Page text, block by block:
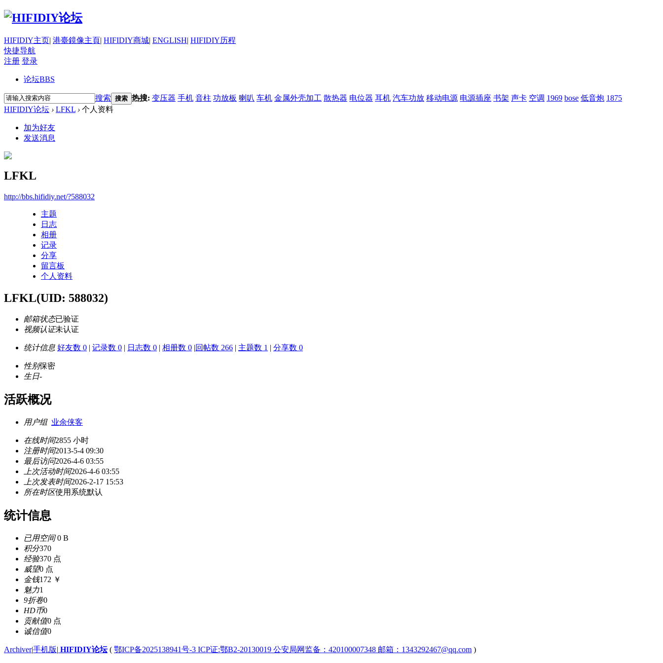
HIFIDIY主页| 港臺鏡像主頁| HIFIDIY商城| ENGLISH| HIFIDIY历程
快捷导航
注册 登录
论坛BBS
搜索 搜索 热搜: 变压器 手机 音柱 功放板 喇叭 车机 金属外壳加工 散热器 电位器 耳机 汽车功放 移动电源 电源插座 书架 声卡 空调 1969 bose 低音炮 1875
HIFIDIY论坛 › LFKL › 个人资料
加为好友
发送消息
LFKL
http://bbs.hifidiy.net/?588032
主题
日志
相册
记录
分享
留言板
个人资料
LFKL(UID: 588032)
邮箱状态已验证
视频认证未认证
统计信息 好友数 0 | 记录数 0 | 日志数 0 | 相册数 0 |回帖数 266 | 主题数 1 | 分享数 0
性别保密
生日-
活跃概况
用户组 业余侠客
在线时间2855 小时
注册时间2013-5-4 09:30
最后访问2026-4-6 03:55
上次活动时间2026-4-6 03:55
上次发表时间2026-2-17 15:53
所在时区使用系统默认
统计信息
已用空间0 B
积分370
经验370 点
威望0 点
金钱172 ￥
魅力1
9折卷0
HD币0
贡献值0 点
诚信值0
Archiver|手机版| HIFIDIY论坛( 鄂ICP备2025138941号-3 ICP证:鄂B2-20130019 公安局网监备：420100007348 邮箱：1343292467@qq.com )